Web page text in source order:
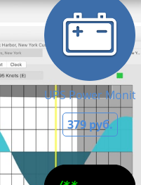
UPS Power Monitor
379 руб.